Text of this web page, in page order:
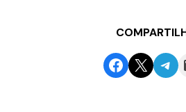
Share on Facebook
Email this PageShare